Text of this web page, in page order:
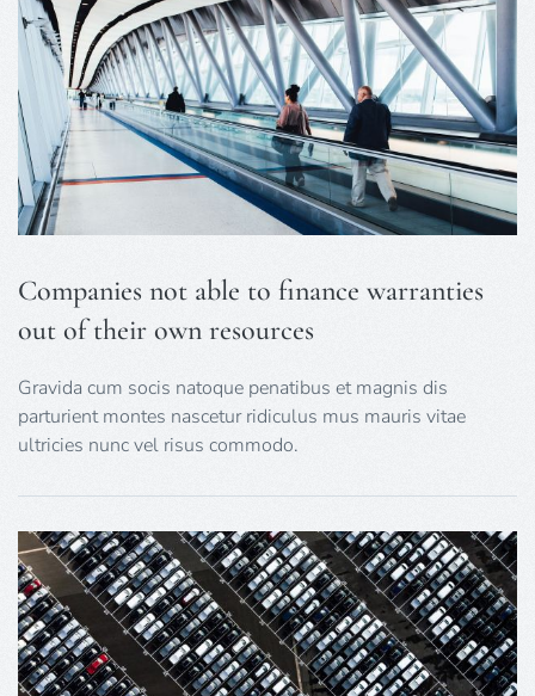
Companies not able to finance warranties
out of their own resources
Gravida cum socis natoque penatibus et magnis dis
parturient montes nascetur ridiculus mus mauris vitae
ultricies nunc vel risus commodo.